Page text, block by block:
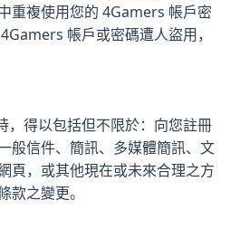
重複使用您的 4Gamers 帳戶密
帳戶或密碼遭人盜用，
，得以包括但不限於：向您註冊
般信件、簡訊、多媒體簡訊、文
頁，或其他現在或未來合理之方
款之變更。